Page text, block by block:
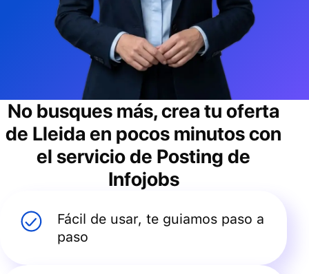
No busques más, crea tu oferta
de Lleida en pocos minutos con
el servicio de Posting de
Infojobs
Fácil de usar, te guiamos paso a
paso